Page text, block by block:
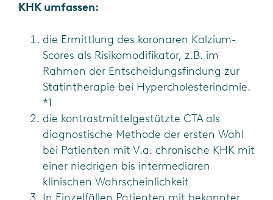
KHK umfassen:
die Ermittlung des koronaren Kalzium-
Scores als Risikomodifikator, z.B. im
Rahmen der Entscheidungsfindung zur
Statintherapie bei Hypercholesterindmie.
*1
die kontrastmittelgestützte CTA als
diagnostische Methode der ersten Wahl
bei Patienten mit V.a. chronische KHK mit
einer niedrigen bis intermediaren
klinischen Wahrscheinlichkeit